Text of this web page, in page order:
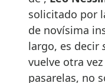
solicitado por
de novísima
largo, es decir
vuelve otra
pasarelas, no